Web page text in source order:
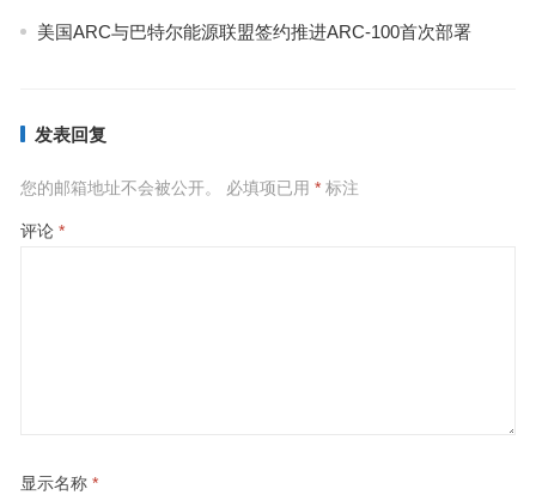
美国ARC与巴特尔能源联盟签约推进ARC-100首次部署
发表回复
您的邮箱地址不会被公开。 必填项已用 *标注
评论 *
显示名称 *